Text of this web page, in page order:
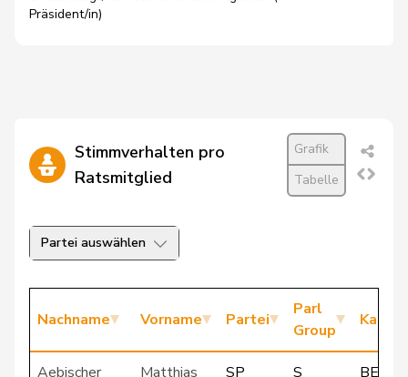
Präsident/in)
Stimmverhalten pro
Ratsmitglied
Grafik
Tabelle
Partei auswählen
Nachname Vorname Partei
Parl
Group
Aebischer Matthias SP S
BE